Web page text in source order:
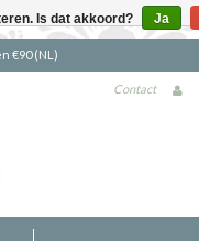
(NL)
Contact
Is dat akkoord? Ja